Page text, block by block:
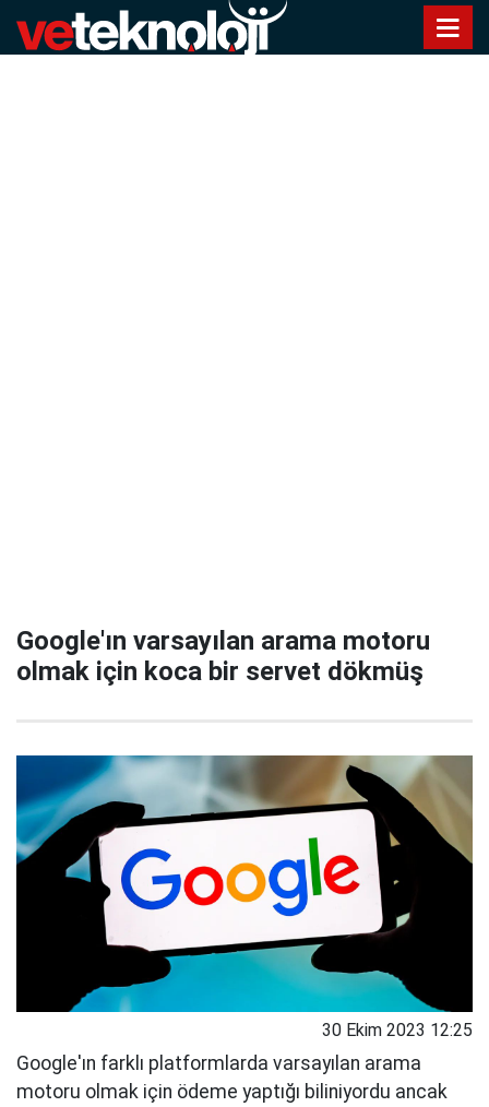
Google'ın varsayılan arama motoru
olmak için koca bir servet dökmüş
30 Ekim 2023 12:25
Google'ın farklı platformlarda varsayılan arama
motoru olmak için ödeme yaptığı biliniyordu ancak